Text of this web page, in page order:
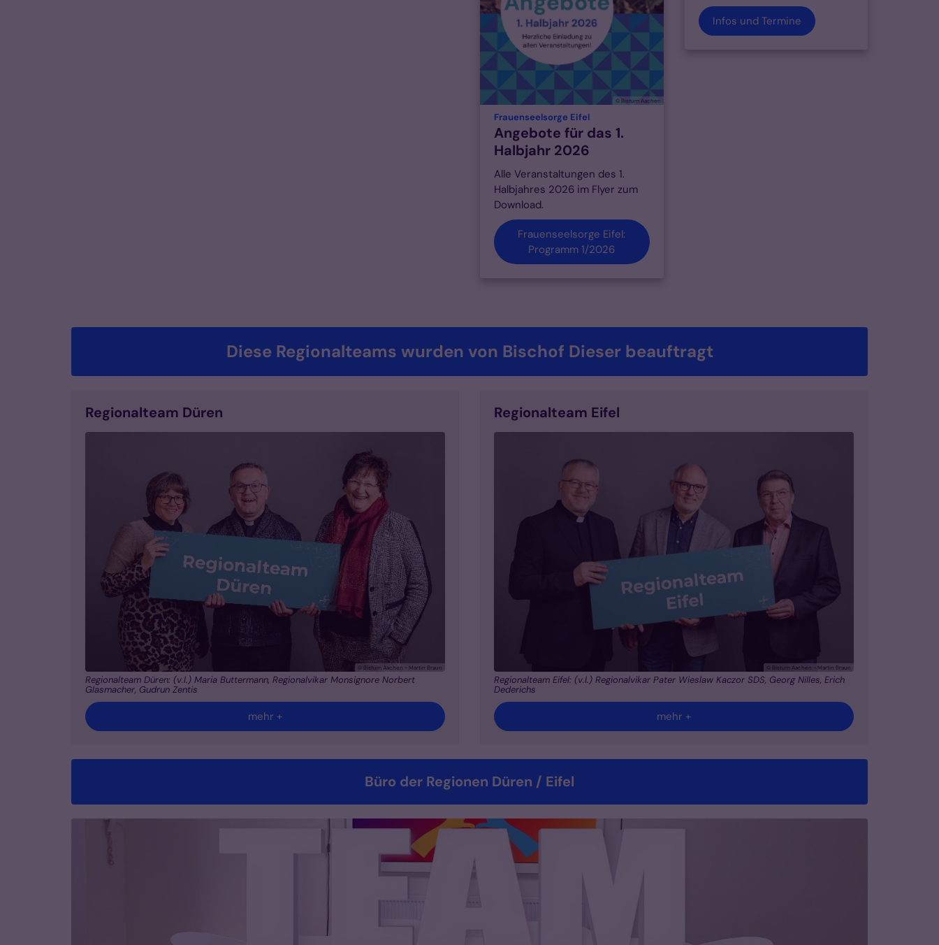
Infos und Termine
© Bistum Aachen
Frauenseelsorge Eifel:
Angebote für das 1.
Halbjahr 2026
Alle Veranstaltungen des 1.
Halbjahres 2026 im Flyer zum
Download.
Frauenseelsorge Eifel:
Programm 1/2026
Diese Regionalteams wurden von Bischof Dieser beauftragt
Regionalteam Düren
© Bistum Aachen - Martin Braun
Regionalteam Düren: (v.l.) Maria Buttermann, Regionalvikar Monsignore Norbert
Glasmacher, Gudrun Zentis
mehr +
Regionalteam Eifel
© Bistum Aachen - Martin Braun
Regionalteam Eifel: (v.l.) Regionalvikar Pater Wieslaw Kaczor SDS, Georg Nilles, Erich
Dederichs
mehr +
Büro der Regionen Düren / Eifel